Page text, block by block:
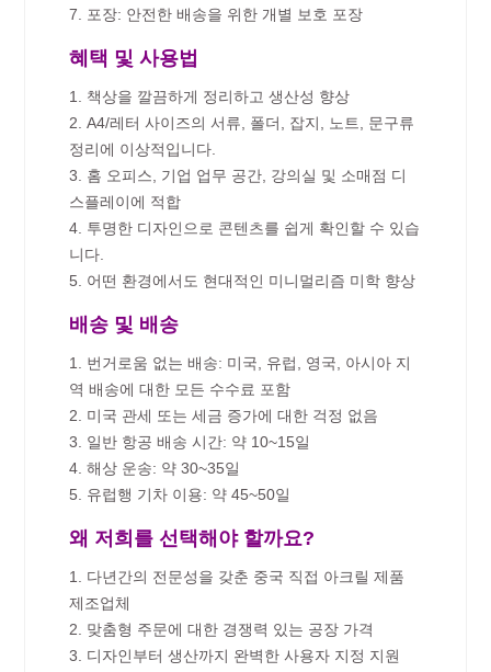
7. 포장: 안전한 배송을 위한 개별 보호 포장
혜택 및 사용법
1. 책상을 깔끔하게 정리하고 생산성 향상
2. A4/레터 사이즈의 서류, 폴더, 잡지, 노트, 문구류
정리에 이상적입니다.
3. 홈 오피스, 기업 업무 공간, 강의실 및 소매점 디
스플레이에 적합
4. 투명한 디자인으로 콘텐츠를 쉽게 확인할 수 있습
니다.
5. 어떤 환경에서도 현대적인 미니멀리즘 미학 향상
배송 및 배송
1. 번거로움 없는 배송: 미국, 유럽, 영국, 아시아 지
역 배송에 대한 모든 수수료 포함
2. 미국 관세 또는 세금 증가에 대한 걱정 없음
3. 일반 항공 배송 시간: 약 10~15일
4. 해상 운송: 약 30~35일
5. 유럽행 기차 이용: 약 45~50일
왜 저희를 선택해야 할까요?
1. 다년간의 전문성을 갖춘 중국 직접 아크릴 제품
제조업체
2. 맞춤형 주문에 대한 경쟁력 있는 공장 가격
3. 디자인부터 생산까지 완벽한 사용자 지정 지원